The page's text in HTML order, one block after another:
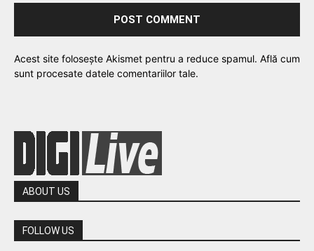
Acest site folosește Akismet pentru a reduce spamul. Află cum
sunt procesate datele comentariilor tale.
ABOUT US
FOLLOW US